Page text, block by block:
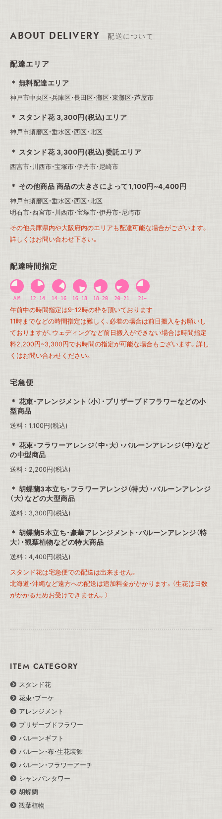
ABOUT DELIVERY 配送について
配達エリア
無料配達エリア
神戸市中央区・兵庫区・長田区・灘区・東灘区・芦屋市
スタンド花 3,300円(税込)エリア
神戸市須磨区・垂水区・西区・北区
スタンド花 3,300円(税込)委託エリア
西宮市・川西市・宝塚市・伊丹市・尼崎市
その他商品 商品の大きさによって1,100円~4,400円
神戸市須磨区・垂水区・西区・北区
明石市・西宮市・川西市・宝塚市・伊丹市・尼崎市
その他兵庫県内や大阪府内のエリアも配達可能な場合がございます。
詳しくはお問い合わせ下さい。
配達時間指定
午前中の時間指定は9-12時の枠を頂いております
11時までなどの時間指定は難しく、必着の場合は前日搬入をお願いし
ておりますが、ウェディングなど前日搬入ができない場合は時間指定
料2,200円~3,300円でお時間の指定が可能な場合もございます。詳し
くはお問い合わせください。
宅急便
花束・アレンジメント（小）・プリザーブドフラワーなどの小
型商品
送料 : 1,100円(税込)
花束・フラワーアレンジ（中・大）・バルーンアレンジ（中）など
の中型商品
送料 : 2,200円(税込)
胡蝶蘭3本立ち・フラワーアレンジ（特大）・バルーンアレンジ
（大）などの大型商品
送料 : 3,300円(税込)
胡蝶蘭5本立ち・豪華アレンジメント・バルーンアレンジ（特
大）・観葉植物などの特大商品
送料 : 4,400円(税込)
スタンド花は宅急便での配送は出来ません。
北海道・沖縄など遠方への配送は追加料金がかかります。（生花は日数
がかかるためお受けできません。）
ITEM CATEGORY
スタンド花
花束・ブーケ
アレンジメント
プリザーブドフラワー
バルーンギフト
バルーン・布・生花装飾
バルーン・フラワーアーチ
シャンパンタワー
胡蝶蘭
観葉植物